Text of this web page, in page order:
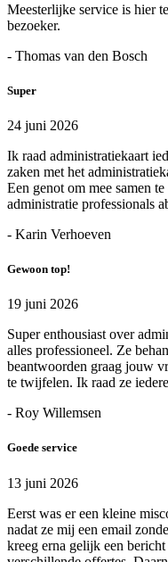
Meesterlijke service is hier
bezoeker.
- Thomas van den Bosch
Super
24 juni 2026
Ik raad administratiekaart
zaken met het
Een genot om mee samen
administratie professionals
- Karin Verhoeven
Gewoon top!
19 juni 2026
Super enthousiast over
alles professioneel. Ze
beantwoorden graag jouw
te twijfelen. Ik raad ze
- Roy Willemsen
Goede service
13 juni 2026
Eerst was er een kleine
nadat ze mij een email
kreeg erna gelijk een